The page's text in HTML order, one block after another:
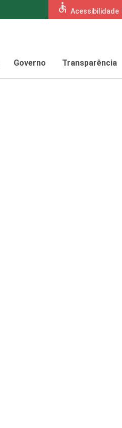
accessible Acessibilidade
Governo Transparência